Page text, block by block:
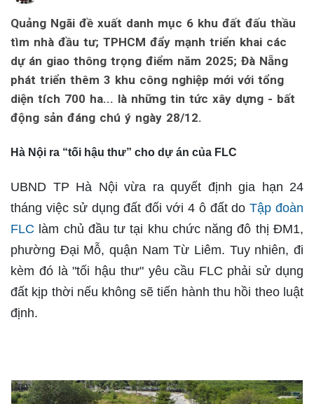
Quảng Ngãi đề xuất danh mục 6 khu đất đấu thầu
tìm nhà đầu tư; TPHCM đẩy mạnh triển khai các
dự án giao thông trọng điểm năm 2025; Đà Nẵng
phát triển thêm 3 khu công nghiệp mới với tổng
diện tích 700 ha... là những tin tức xây dựng - bất
động sản đáng chú ý ngày 28/12.
Hà Nội ra “tối hậu thư” cho dự án của FLC
UBND TP Hà Nội vừa ra quyết định gia hạn 24
tháng việc sử dụng đất đối với 4 ô đất doTập đoàn
FLC làm chủ đầu tư tại khu chức năng đô thị ĐM1,
phường Đại Mỗ, quận Nam Từ Liêm. Tuy nhiên, đi
kèm đó là "tối hậu thư" yêu cầu FLC phải sử dụng
đất kịp thời nếu không sẽ tiến hành thu hồi theo luật
định.